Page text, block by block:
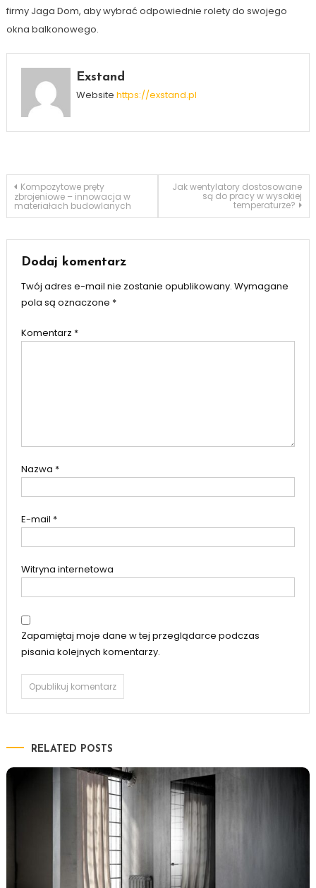
firmy Jaga Dom, aby wybrać odpowiednie rolety do swojego
okna balkonowego.
Exstand
Website https://exstand.pl
Nawigacja
wpisu
Kompozytowe pręty
zbrojeniowe – innowacja w
materiałach budowlanych
Jak wentylatory dostosowane
są do pracy w wysokiej
temperaturze?
Dodaj komentarz
Twój adres e-mail nie zostanie opublikowany. Wymagane
pola są oznaczone *
Komentarz *
Nazwa *
E-mail *
Witryna internetowa
Zapamiętaj moje dane w tej przeglądarce podczas
pisania kolejnych komentarzy.
RELATED POSTS